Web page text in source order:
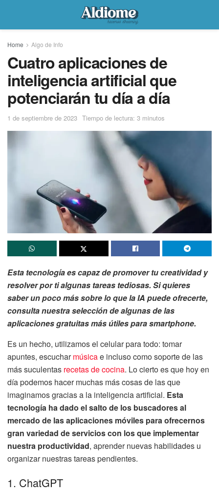
Home Algo de Info
Cuatro aplicaciones de
inteligencia artificial que
potenciarán tu día a día
1 de septiembre de 2023 Tiempo de lectura: 3 minutos
Esta tecnología es capaz de promover tu creatividad y
resolver por ti algunas tareas tediosas. Si quieres
saber un poco más sobre lo que la IA puede ofrecerte,
consulta nuestra selección de algunas de las
aplicaciones gratuitas más útiles para smartphone.
Es un hecho, utilizamos el celular para todo: tomar
apuntes, escucharmúsicae incluso como soporte de las
más suculentas recetas de cocina. Lo cierto es que hoy en
día podemos hacer muchas más cosas de las que
imaginamos gracias a la inteligencia artificial. Esta
tecnología ha dado el salto de los buscadores al
mercado de las aplicaciones móviles para ofrecernos
gran variedad de servicios con los que implementar
nuestra productividad, aprender nuevas habilidades u
organizar nuestras tareas pendientes.
1. ChatGPT